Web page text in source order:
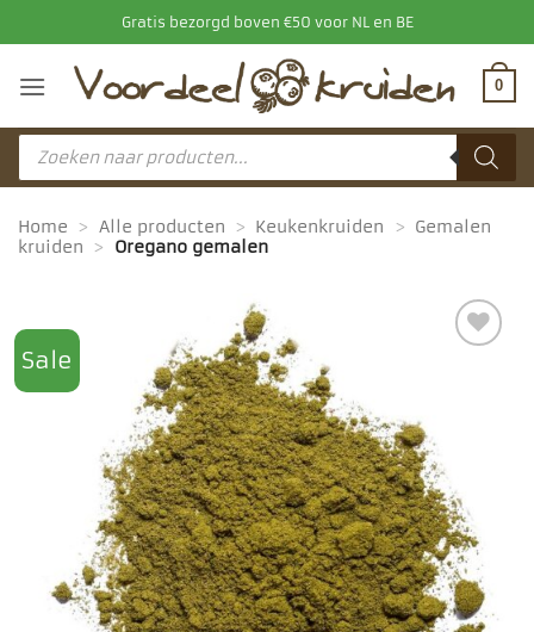
naar
inhoud
Gratis bezorgd boven €50 voor NL en BE
0
Producten
zoeken
Home > Alle producten > Keukenkruiden > Gemalen
kruiden
> Oregano gemalen
Sale